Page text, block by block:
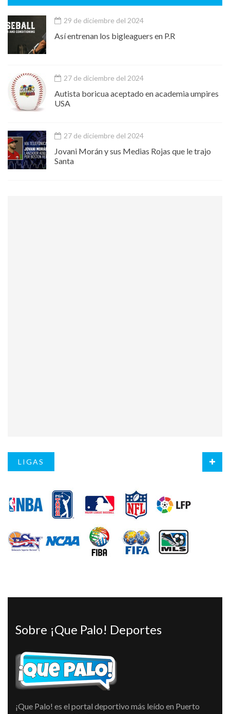
29 de diciembre del 2024
Así entrenan los bigleaguers en P.R
27 de diciembre del 2024
Autista boricua aceptado en academia umpires
USA
27 de diciembre del 2024
Jovani Morán y sus Medias Rojas que le trajo
Santa
LIGAS
Sobre ¡Que Palo! Deportes
¡Que Palo! es el portal deportivo más leído en Puerto